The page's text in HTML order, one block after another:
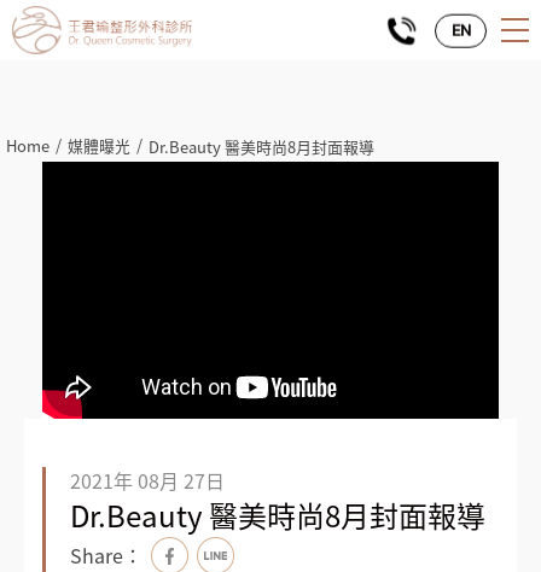
EN
Home 媒體曝光 Dr.Beauty 醫美時尚8月封面報導
2021年 08月 27日
Dr.Beauty 醫美時尚8月封面報導
Share：